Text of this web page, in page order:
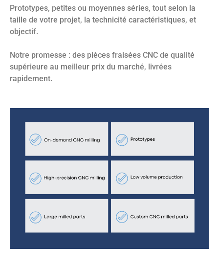
Prototypes, petites ou moyennes séries, tout selon la
taille de votre projet, la technicité caractéristiques, et
objectif.
Notre promesse : des pièces fraisées CNC de qualité
supérieure au meilleur prix du marché, livrées
rapidement.